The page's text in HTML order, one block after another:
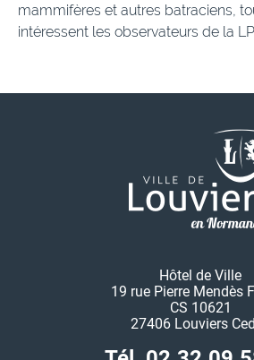
mammifères et autres batraciens,
intéressent les observateurs de la
Hôtel de Ville
19 rue Pierre Mendès
CS 10621
27406 Louviers